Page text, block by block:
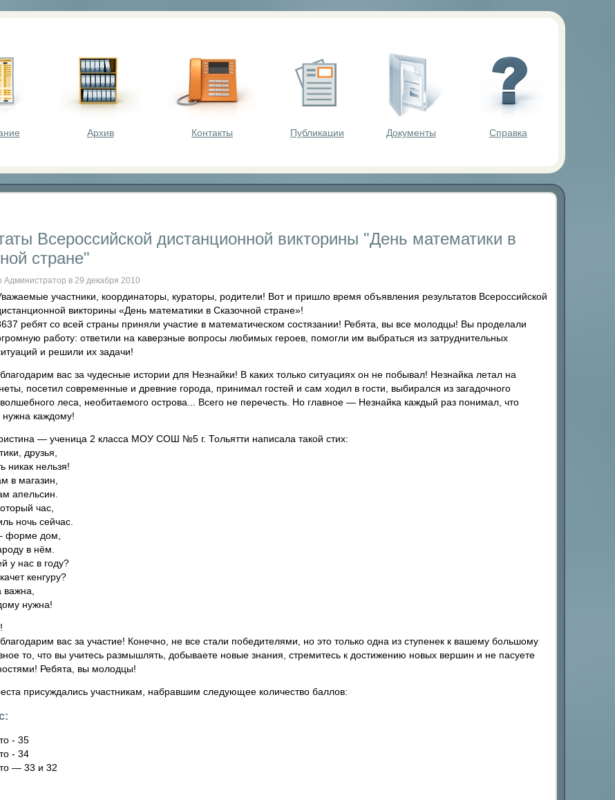
Архив Контакты Публикации Документы Справка
социальной сети
Всероссийской дистанционной викторины "День математики в
стране"
Администратор в 29 декабря 2010
участники, координаторы, кураторы, родители! Вот и пришло время объявления результатов Всероссийской
викторины «День математики в Сказочной стране»!
ребят со всей страны приняли участие в математическом состязании! Ребята, вы все молодцы! Вы проделали
работу: ответили на каверзные вопросы любимых героев, помогли им выбраться из затруднительных
и решили их задачи!
вас за чудесные истории для Незнайки! В каких только ситуациях он не побывал! Незнайка летал на
посетил современные и древние города, принимал гостей и сам ходил в гости, выбирался из загадочного
леса, необитаемого острова... Всего не перечесть. Но главное — Незнайка каждый раз понимал, что
нужна каждому!
— ученица 2 класса МОУ СОШ №5 г. Тольятти написала такой стих:
друзья,
никак нельзя!
в магазин,
апельсин.
час,
ночь сейчас.
форме дом,
в нём.
у нас в году?
кенгуру?
нужна!
вас за участие! Конечно, не все стали победителями, но это только одна из ступенек к вашему большому
то, что вы учитесь размышлять, добываете новые знания, стремитесь к достижению новых вершин и не пасуете
Ребята, вы молодцы!
присуждались участникам, набравшим следующее количество баллов:
- 35
- 34
— 33 и 32